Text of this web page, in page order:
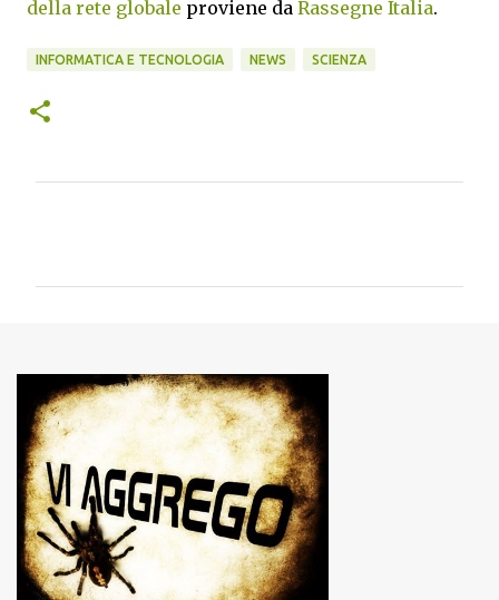
della rete globale proviene da Rassegne Italia.
INFORMATICA E TECNOLOGIA NEWS SCIENZA
n
t
i